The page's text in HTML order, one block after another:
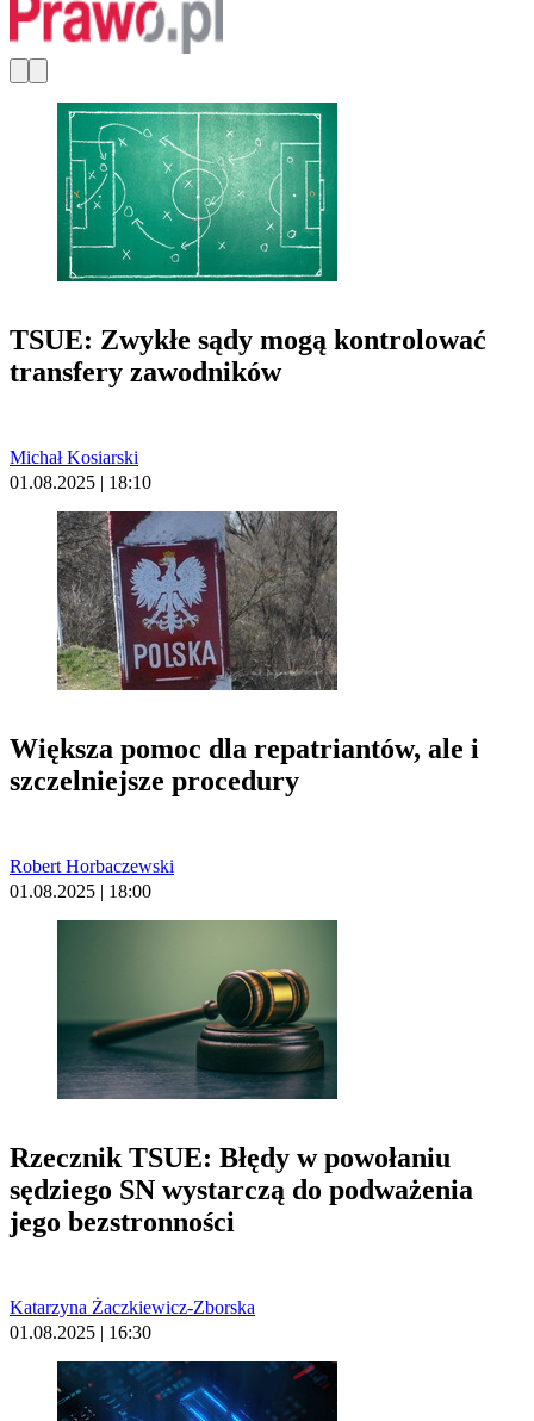
TSUE: Zwykłe sądy mogą kontrolować
transfery zawodników
Michał Kosiarski
01.08.2025 | 18:10
Większa pomoc dla repatriantów, ale i
szczelniejsze procedury
Robert Horbaczewski
01.08.2025 | 18:00
Rzecznik TSUE: Błędy w powołaniu
sędziego SN wystarczą do podważenia
jego bezstronności
Katarzyna Żaczkiewicz-Zborska
01.08.2025 | 16:30